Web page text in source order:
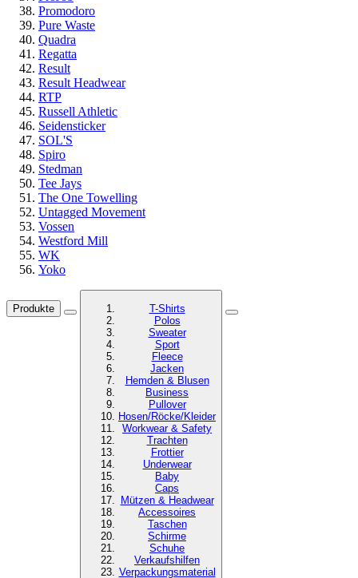
Promodoro
Pure Waste
Quadra
Regatta
Result
Result Headwear
RTP
Russell Athletic
Seidensticker
SOL'S
Spiro
Stedman
Tee Jays
The One Towelling
Untagged Movement
Vossen
Westford Mill
WK
Yoko
Produkte
T-Shirts
Polos
Sweater
Sport
Fleece
Jacken
Hemden & Blusen
Business
Pullover
Hosen/Röcke/Kleider
Workwear & Safety
Trachten
Frottier
Underwear
Baby
Caps
Mützen & Headwear
Accessoires
Taschen
Schirme
Schuhe
Verkaufshilfen
Verpackungsmaterial